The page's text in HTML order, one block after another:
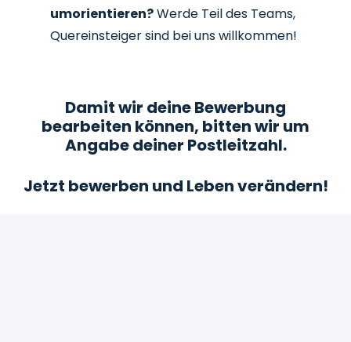
umorientieren?Werde Teil des Teams,
Quereinsteiger sind bei uns willkommen!
Damit wir deine Bewerbung
bearbeiten können, bitten wir um
Angabe deiner Postleitzahl.
Jetzt bewerben und Leben verändern!